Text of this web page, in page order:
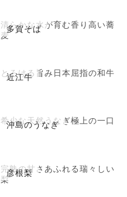
多賀そば
清らかな水が育む香り高い蕎
麦
近江牛
とろける旨み日本屈指の和牛
沖島のうなぎ
希少な天然うなぎ極上の一口
彦根梨
完熟の甘さあふれる瑞々しい
梨